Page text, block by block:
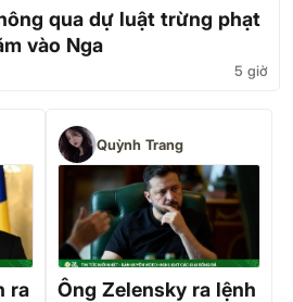
qua dự luật trừng phạt
vào Nga
5 giờ
ra
Quỳnh Trang
Ông Zelensky ra lệnh